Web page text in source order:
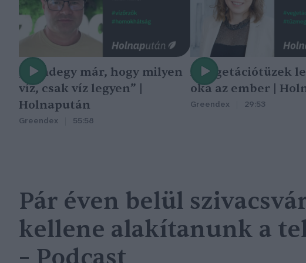
„Mindegy már, hogy milyen
víz, csak víz legyen” |
Holnapután
Greendex 55:58
A vegetációtüzek
oka az ember |
Greendex 29:53
Pár éven belül
kellene alakítanunk a